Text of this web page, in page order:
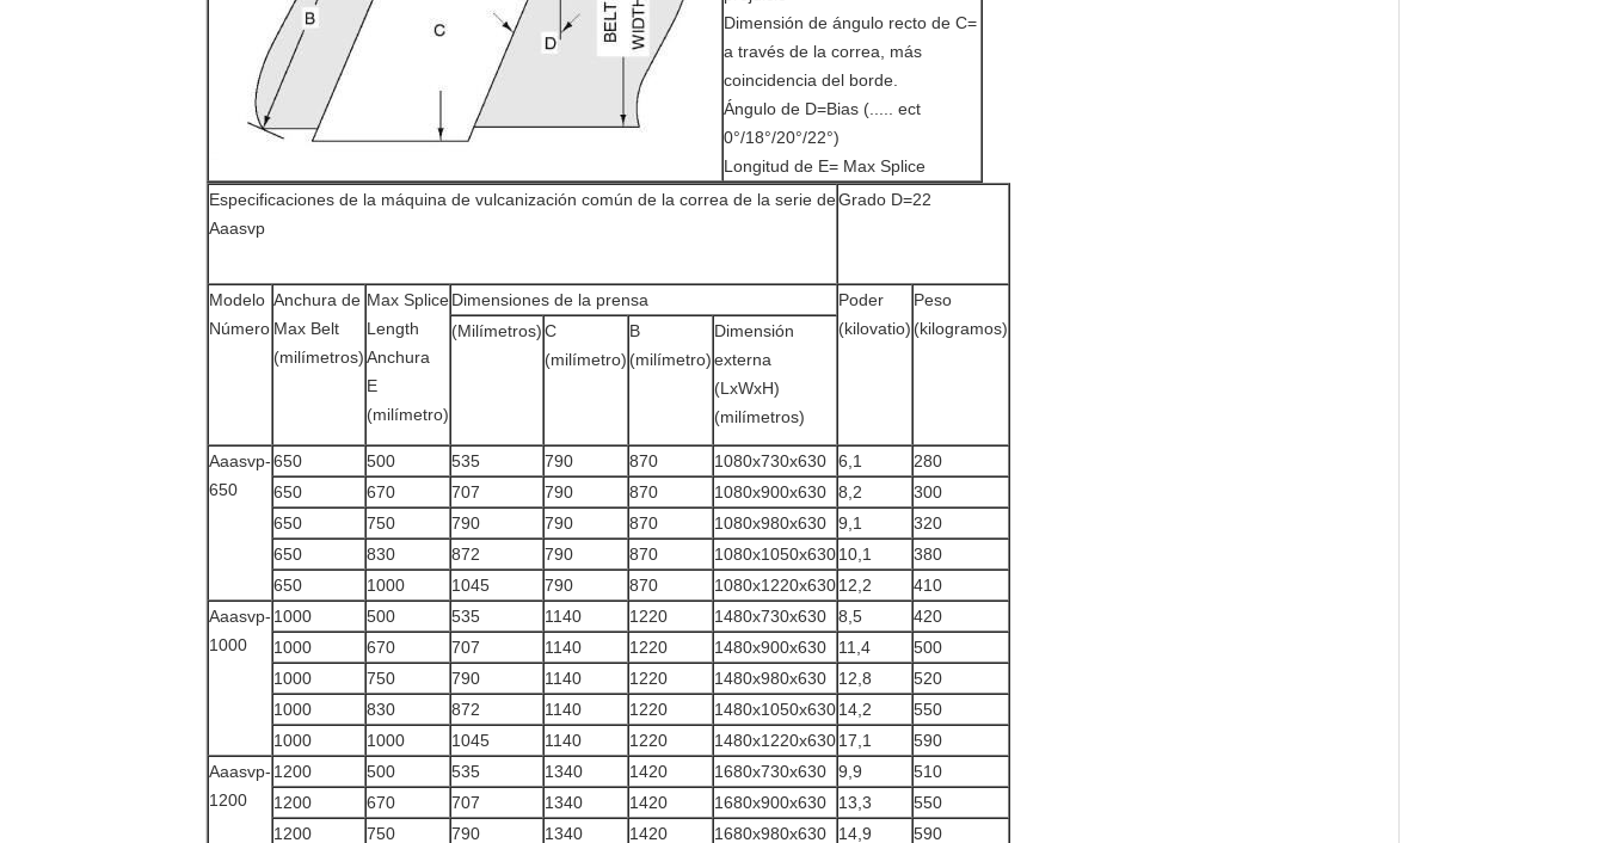
Dimensión de ángulo recto de C=
a través de la correa, más
coincidencia del borde.
Ángulo de D=Bias (..... ect
0°/18°/20°/22°)
Longitud de E= Max Splice
Especificaciones de la máquina de vulcanización común de la correa de la serie de
Aaasvp
Grado D=22
Modelo
Número
Anchura de
Max Belt
(milímetros)
Max Splice
Length
Anchura
E
(milímetro)
Dimensiones de la prensa
Poder
(kilovatio)
Peso
(kilogramos)
(Milímetros)C
(milímetro)
B
(milímetro)
Dimensión
externa
(LxWxH)
(milímetros)
Aaasvp-
650
650 500 535 790 870 1080x730x630 6,1
280
650
670 707 790 870 1080x900x630 8,2
300
650
750 790 790 870 1080x980x630 9,1
320
650
830 872 790 870 1080x1050x63010,1
380
650
1000 1045 790 870 1080x1220x63012,2
410
Aaasvp-
1000
1000 500 535 1140 1220 1480x730x630 8,5
420
1000
670 707 1140 1220 1480x900x630 11,4
500
1000
750 790 1140 1220 1480x980x630 12,8
520
1000
830 872 1140 1220 1480x1050x63014,2
550
1000
1000 1045 1140 1220 1480x1220x63017,1
590
Aaasvp-
1200
1200 500 535 1340 1420 1680x730x630 9,9
510
1200
670 707 1340 1420 1680x900x630 13,3
550
1200
750 790 1340 1420 1680x980x630 14,9
590